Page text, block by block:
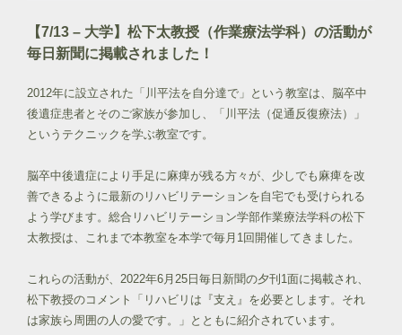
【7/13 – 大学】松下太教授（作業療法学科）の活動が
毎日新聞に掲載されました！
2012年に設立された「川平法を自分達で」という教室は、脳卒中
後遺症患者とそのご家族が参加し、「川平法（促通反復療法）」
というテクニックを学ぶ教室です。
脳卒中後遺症により手足に麻痺が残る方々が、少しでも麻痺を改
善できるように最新のリハビリテーションを自宅でも受けられる
よう学びます。総合リハビリテーション学部作業療法学科の松下
太教授は、これまで本教室を本学で毎月1回開催してきました。
これらの活動が、2022年6月25日毎日新聞の夕刊1面に掲載され、
松下教授のコメント「リハビリは『支え』を必要とします。それ
は家族ら周囲の人の愛です。」とともに紹介されています。